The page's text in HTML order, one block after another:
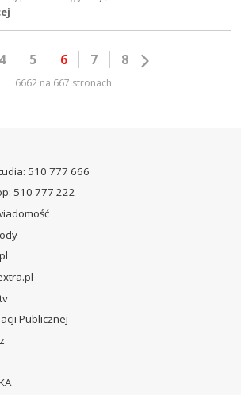
4 5 6 7 8
6662 na 667 stronach
510 777 666
510 777 222
Publicznej